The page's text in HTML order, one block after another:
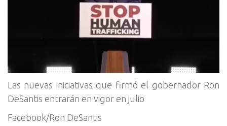
Las nuevas iniciativas que firmó el gobernador Ron
DeSantis entrarán en vigor en julio
Facebook/Ron DeSantis